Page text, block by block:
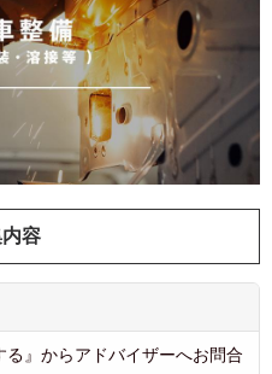
容
』からアドバイザーへお問合